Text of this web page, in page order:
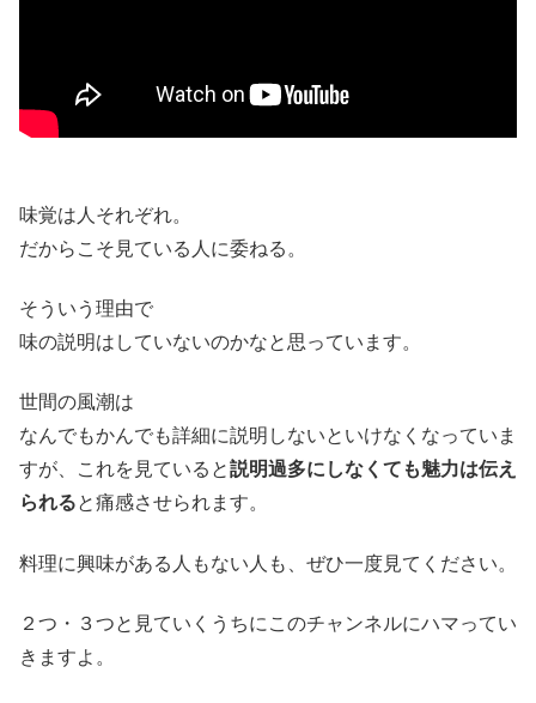
味覚は人それぞれ。
だからこそ見ている人に委ねる。
そういう理由で
味の説明はしていないのかなと思っています。
世間の風潮は
なんでもかんでも詳細に説明しないといけなくなっていま
すが、これを見ていると説明過多にしなくても魅力は伝え
られると痛感させられます。
料理に興味がある人もない人も、ぜひ一度見てください。
２つ・３つと見ていくうちにこのチャンネルにハマってい
きますよ。